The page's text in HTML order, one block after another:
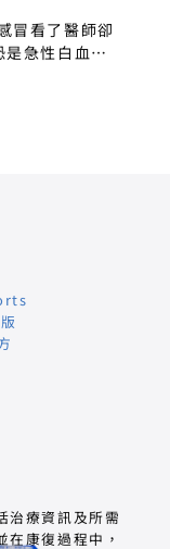
冒看了醫師卻
是急性白血
治療資訊及所需
康復過程中，